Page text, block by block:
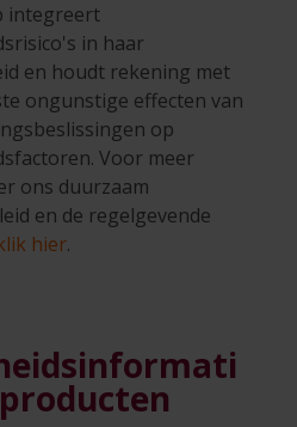
integreert
in haar
en houdt rekening met
ongunstige effecten van
op
Voor meer
ons duurzaam
en de regelgevende
hier.